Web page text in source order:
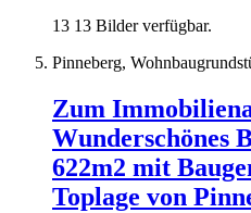
13 13 Bilder verfügbar.
Pinneberg,
Zum
Wunderschönes
622m2 mit
Toplage von